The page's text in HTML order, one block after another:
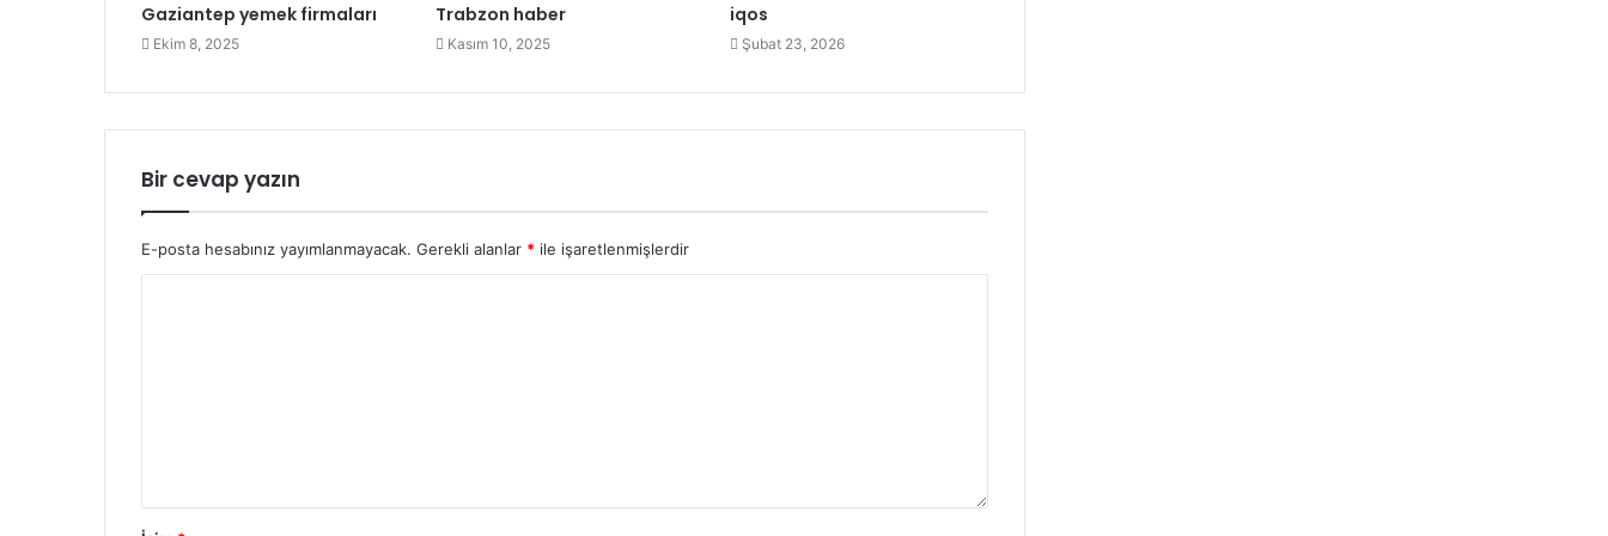
Gaziantep yemek firmaları
Ekim 8, 2025
Trabzon haber
Kasım 10, 2025
iqos
Şubat 23, 2026
Bir cevap yazın
E-posta hesabınız yayımlanmayacak. Gerekli alanlar * ile işaretlenmişlerdir